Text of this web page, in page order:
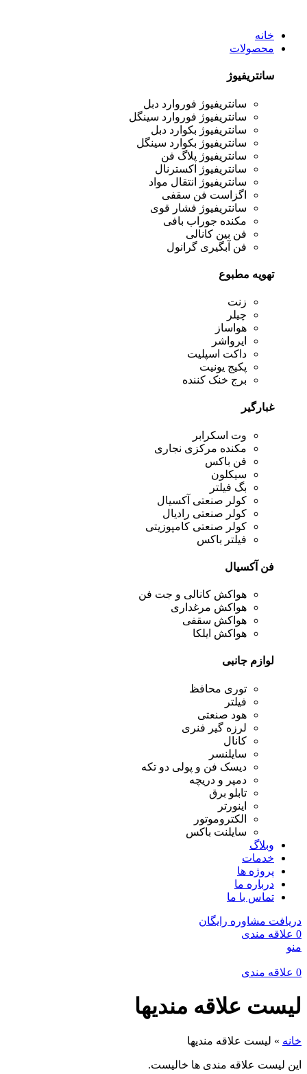
خانه
محصولات
سانتریفیوژ
سانتریفیوژ فوروارد دبل
سانتریفیوژ فوروارد سینگل
سانتریفیوژ بکوارد دبل
سانتریفیوژ بکوارد سینگل
سانتریفیوژ پلاگ فن
سانتریفیوژ اکسترنال
سانتریفیوژ انتقال مواد
اگزاست فن سقفی
سانتریفیوژ فشار قوی
مکنده جوراب بافی
فن بین کانالی
فن آبگیری گرانول
تهویه مطبوع
زنت
چیلر
هواساز
ایرواشر
داکت اسپلیت
پکیج یونیت
برج خنک کننده
غبارگیر
وت اسکرابر
مکنده مرکزی نجاری
فن باکس
سیکلون
بگ فیلتر
کولر صنعتی آکسیال
کولر صنعتی رادیال
کولر صنعتی کامپوزیتی
فیلتر باکس
فن آکسیال
هواکش کانالی و جت فن
هواکش مرغداری
هواکش سقفی
هواکش ایلکا
لوازم جانبی
توری محافظ
فیلتر
هود صنعتی
لرزه گیر فنری
کانال
سایلنسر
دیسک فن و پولی دو تکه
دمپر و دریچه
تابلو برق
اینورتر
الکتروموتور
سایلنت باکس
وبلاگ
خدمات
پروژه ها
درباره ما
تماس با ما
دریافت مشاوره رایگان
0 علاقه مندی
منو
0 علاقه مندی
لیست علاقه مندیها
خانه » لیست علاقه مندیها
این لیست علاقه مندی ها خالیست.